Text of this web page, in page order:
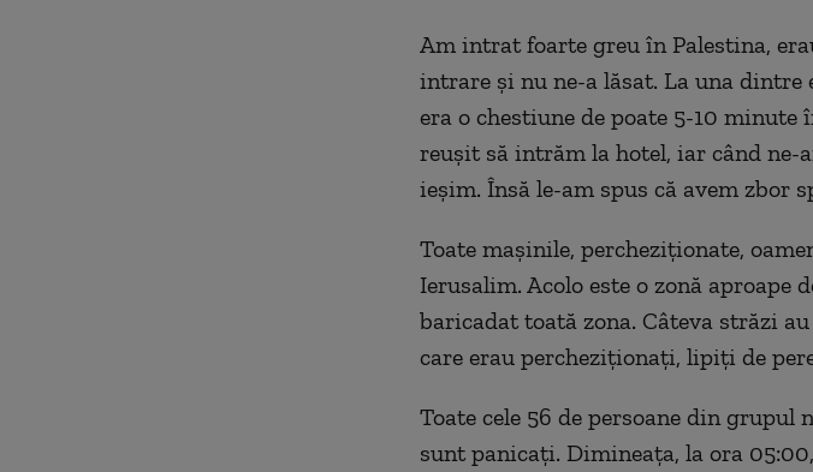
Am intrat foarte greu în Palestina,
intrare și nu ne-a lăsat. La una dintre
era o chestiune de poate 5-10 minute
reușit să intrăm la hotel, iar când ne-
ieșim. Însă le-am spus că avem zbor
Toate mașinile, percheziționate,
Ierusalim. Acolo este o zonă aproape
baricadat toată zona. Câteva străzi
care erau percheziționați, lipiți de
Toate cele 56 de persoane din
sunt panicați. Dimineața, la ora